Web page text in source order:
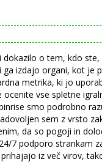
o tem, kdo
izdajo organi, kot je
metrika, ki jo
vse spletne
smo podrobno
sem z vrsto
da so pogoji in
7 podporo strankam
iz več virov,